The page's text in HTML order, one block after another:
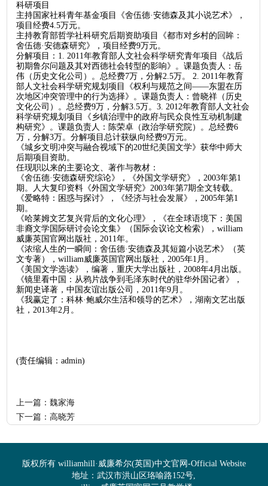
科研项目
主持国家社科青年基金项目《舍伍德·安德森及其小说艺术》，
项目经费4.5万元。
主持教育部哲学社科研究后期资助项目《都市对乡村的回眸：
舍伍德·安德森研究》，项目经费9万元。
分解项目：1. 2011年教育部人文社会科学研究青年项目《战后
初期鲁尔问题及其对西德社会转型的影响》。课题负责人：岳
伟（历史文化公司）。总经费7万，分解2.5万。 2. 2011年教育
部人文社会科学研究规划项目《权利与规范之间——东盟在历
次地区冲突管理中的行为选择》。课题负责人：曾晓祥（历史
文化公司）。总经费9万，分解3.5万。3. 2012年教育部人文社会
科学研究规划项目《乡镇治理中的政府与民众良性互动机制建
构研究》。课题负责人：陈荣卓（政治学研究院）。总经费6
万，分解3万。分解项目总计获纵向经费9万元。
《城乡文明冲突与融合视域下的20世纪美国文学》获华中师大
后期项目资助。
任现职以来的主要论文、著作与教材：
《舍伍德·安德森研究综论》，《外国文学研究》，2003年第1
期。人大复印资料《外国文学研究》2003年第7期全文转载。
《爱略特：困惑与探讨》，《经济与社会发展》，2005年第1
期。
《哈莱姆文艺复兴背后的文化心理》，《在全球语境下：美国
非裔文学国际研讨会论文集》（国际会议论文检索），william
威廉英国官网出版社，2011年。
《浓缩人生的一瞬间：舍伍德·安德森及其短篇小说艺术》（英
文专著），william威廉英国官网出版社，2005年1月。
《美国文学选读》，编著，重庆大学出版社，2008年4月出版。
《镜里看中国：从鸦片战争到毛泽东时代的驻华外国记者》，
新闻史译著，中国友谊出版公司，2011年9月。
《我赢定了：科林·鲍威尔生活和领导的艺术》，湖南文艺出版
社，2013年2月。
(责任编辑：admin)
上一篇：魏家海
下一篇：高晓芳
版权所有 williamhill·威廉希尔(英国)中文官网-Official Website
地址：武汉市洪山区珞喻路152号,